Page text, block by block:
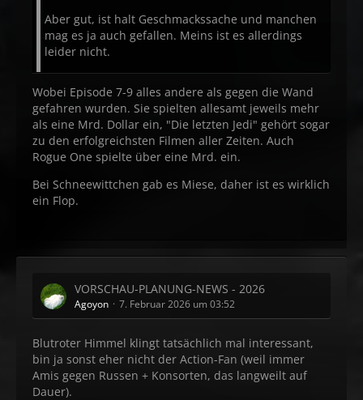
Aber gut, ist halt Geschmackssache und manchen
mag es ja auch gefallen. Meins ist es allerdings
leider nicht.
Wobei Episode 7-9 alles andere als gegen die Wand
gefahren wurden. Sie spielten allesamt jeweils mehr
als eine Mrd. Dollar ein, "Die letzten Jedi" gehört sogar
zu den erfolgreichsten Filmen aller Zeiten. Auch
Rogue One spielte über eine Mrd. ein.
Bei Schneewittchen gab es Miese, daher ist es wirklich
ein Flop.
VORSCHAU-PLANUNG-NEWS - 2026
Agoyon 7. Februar 2026 um 03:52
Blutroter Himmel klingt tatsächlich mal interessant,
bin ja sonst eher nicht der Action-Fan (weil immer
Amis gegen Russen + Konsorten, das langweilt auf
Dauer).